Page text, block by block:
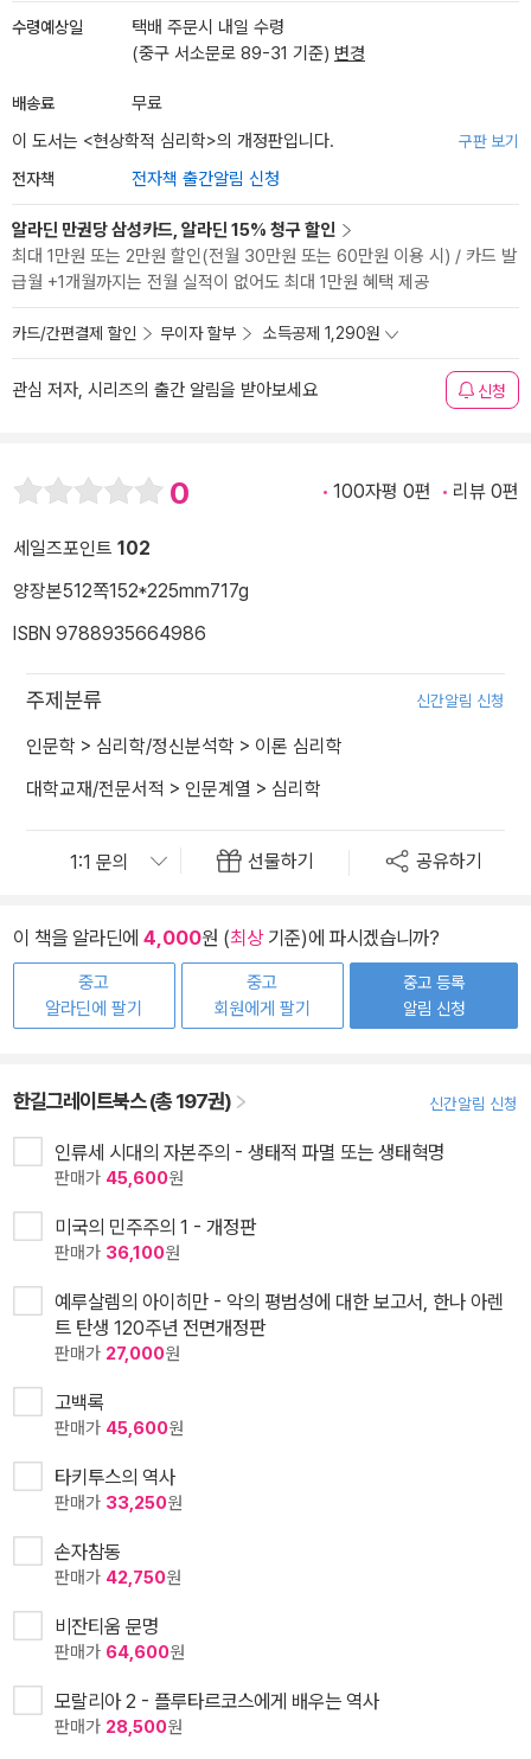
수령예상일
택배 주문시 내일 수령
(중구 서소문로 89-31 기준) 변경
배송료
무료
이 도서는 <현상학적 심리학>의 개정판입니다. 구판 보기
전자책 전자책 출간알림 신청
알라딘 만권당 삼성카드, 알라딘 15% 청구 할인
최대 1만원 또는 2만원 할인(전월 30만원 또는 60만원 이용 시) / 카드 발
급월 +1개월까지는 전월 실적이 없어도 최대 1만원 혜택 제공
카드/간편결제 할인 무이자 할부 소득공제 1,290원
관심 저자, 시리즈의 출간 알림을 받아보세요 신청
0 100자평 0편 리뷰 0편
세일즈포인트 102
양장본512쪽152*225mm717g
ISBN 9788935664986
주제분류 신간알림 신청
인문학 > 심리학/정신분석학 > 이론 심리학
대학교재/전문서적 > 인문계열 > 심리학
선물하기 공유하기
이 책을 알라딘에 4,000원 (최상기준)에 파시겠습니까?
중고
알라딘에 팔기
중고
회원에게 팔기
중고 등록
알림 신청
한길그레이트북스 (총 197권) 신간알림 신청
인류세 시대의 자본주의 - 생태적 파멸 또는 생태혁명
판매가 45,600원
미국의 민주주의 1 - 개정판
판매가 36,100원
예루살렘의 아이히만 - 악의 평범성에 대한 보고서, 한나 아렌
트 탄생 120주년 전면개정판
판매가 27,000원
고백록
판매가 45,600원
타키투스의 역사
판매가 33,250원
손자참동
판매가 42,750원
비잔티움 문명
판매가 64,600원
모랄리아 2 - 플루타르코스에게 배우는 역사
판매가 28,500원